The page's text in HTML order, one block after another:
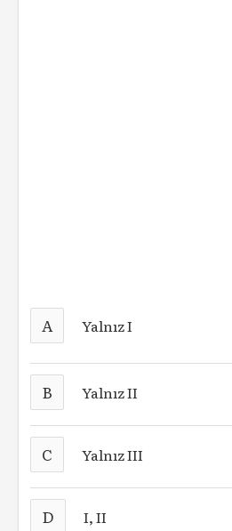
A Yalnız I
B Yalnız II
C Yalnız III
D I, II